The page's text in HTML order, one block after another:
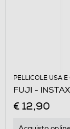
PELLICOLE USA E
FUJI -
€ 12,90